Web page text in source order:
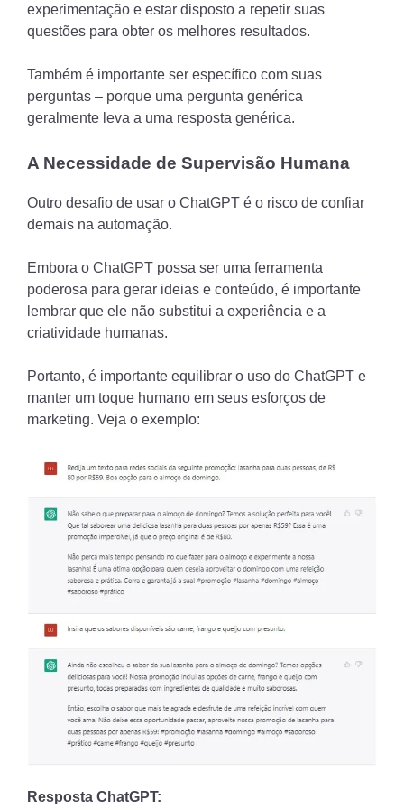
experimentação e estar disposto a repetir suas
questões para obter os melhores resultados.
Também é importante ser específico com suas
perguntas – porque uma pergunta genérica
geralmente leva a uma resposta genérica.
A Necessidade de Supervisão Humana
Outro desafio de usar o ChatGPT é o risco de confiar
demais na automação.
Embora o ChatGPT possa ser uma ferramenta
poderosa para gerar ideias e conteúdo, é importante
lembrar que ele não substitui a experiência e a
criatividade humanas.
Portanto, é importante equilibrar o uso do ChatGPT e
manter um toque humano em seus esforços de
marketing. Veja o exemplo:
Resposta ChatGPT: